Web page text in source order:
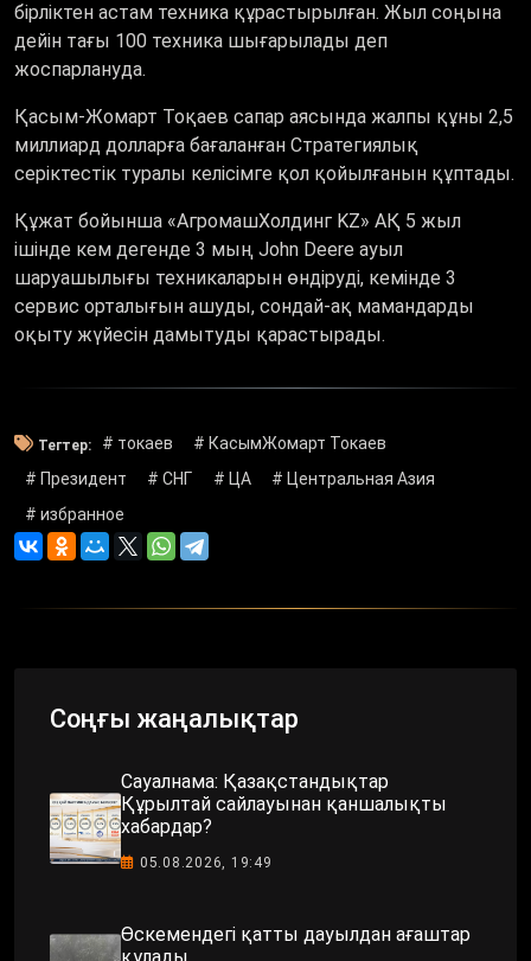
бірліктен астам техника құрастырылған. Жыл соңына
дейін тағы 100 техника шығарылады деп
жоспарлануда.
Қасым-Жомарт Тоқаев сапар аясында жалпы құны 2,5
миллиард долларға бағаланған Стратегиялық
серіктестік туралы келісімге қол қойылғанын құптады.
Құжат бойынша «АгромашХолдинг KZ» АҚ 5 жыл
ішінде кем дегенде 3 мың John Deere ауыл
шаруашылығы техникаларын өндіруді, кемінде 3
сервис орталығын ашуды, сондай-ақ мамандарды
оқыту жүйесін дамытуды қарастырады.
Тегтер: # токаев
# КасымЖомарт Токаев
# Президент
# СНГ # ЦА
# Центральная Азия
# избранное
Соңғы жаңалықтар
Сауалнама: Қазақстандықтар
Құрылтай сайлауынан қаншалықты
хабардар?
05.08.2026, 19:49
Өскемендегі қатты дауылдан ағаштар